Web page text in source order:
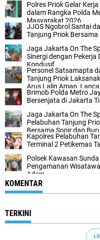
Polres Priok Gelar
dalam Rangka Polda
Masyarakat 2026
JJOS Ngobrol Santai
Tanjung Priok
Jaga Jakarta On The
Sinergi dengan
Kondusif
Personel Satsamapta
Tanjung Priok
Arus Lalin Aman,
Brimob Polda Metro
Bersenjata di Jakarta
Jaga Jakarta On The
Pelabuhan Tanjung
Bersama Sopir dan
Kapolres Pelabuhan
Terminal 2 Petikemas
Polsek Kawasan
Pengamanan
Adem
KOMENTAR
TERKINI